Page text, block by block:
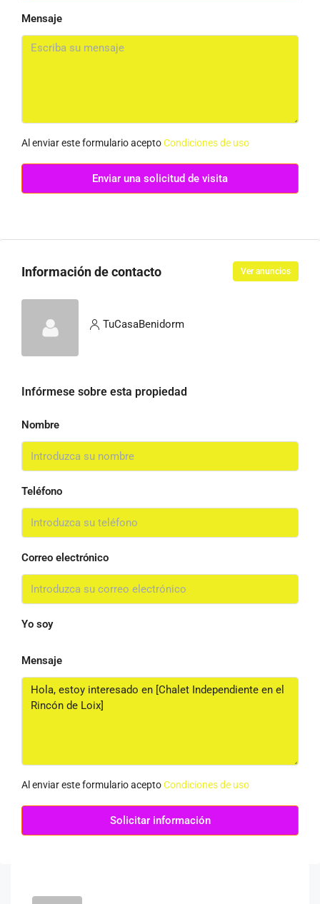
Mensaje
Al enviar este formulario aceptoCondiciones de uso
Enviar una solicitud de visita
Información de contacto Ver anuncios
TuCasaBenidorm
Infórmese sobre esta propiedad
Nombre
Teléfono
Correo electrónico
Yo soy
Mensaje
Al enviar este formulario aceptoCondiciones de uso
Solicitar información